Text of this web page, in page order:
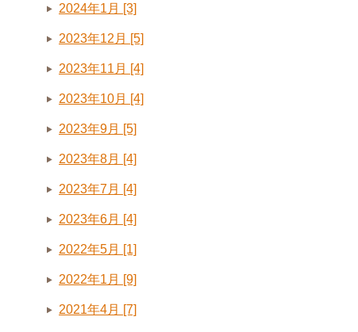
2024年1月 [3]
2023年12月 [5]
2023年11月 [4]
2023年10月 [4]
2023年9月 [5]
2023年8月 [4]
2023年7月 [4]
2023年6月 [4]
2022年5月 [1]
2022年1月 [9]
2021年4月 [7]